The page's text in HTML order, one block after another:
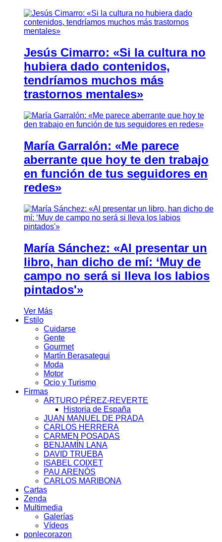
Jesús Cimarro: «Si la cultura no
hubiera dado contenidos,
tendríamos muchos más
trastornos mentales»
María Garralón: «Me parece
aberrante que hoy te den trabajo
en función de tus seguidores en
redes»
María Sánchez: «Al presentar un
libro, han dicho de mí: ‘Muy de
campo no será si lleva los labios
pintados'»
Ver Más
Estilo
Cuidarse
Gente
Gourmet
Martín Berasategui
Moda
Motor
Ocio y Turismo
Firmas
ARTURO PÉREZ-REVERTE
Historia de España
JUAN MANUEL DE PRADA
CARLOS HERRERA
CARMEN POSADAS
BENJAMÍN LANA
DAVID TRUEBA
ISABEL COIXET
PAU ARENÓS
CARLOS MARIBONA
Cartas
Zenda
Multimedia
Galerías
Vídeos
ponlecorazon